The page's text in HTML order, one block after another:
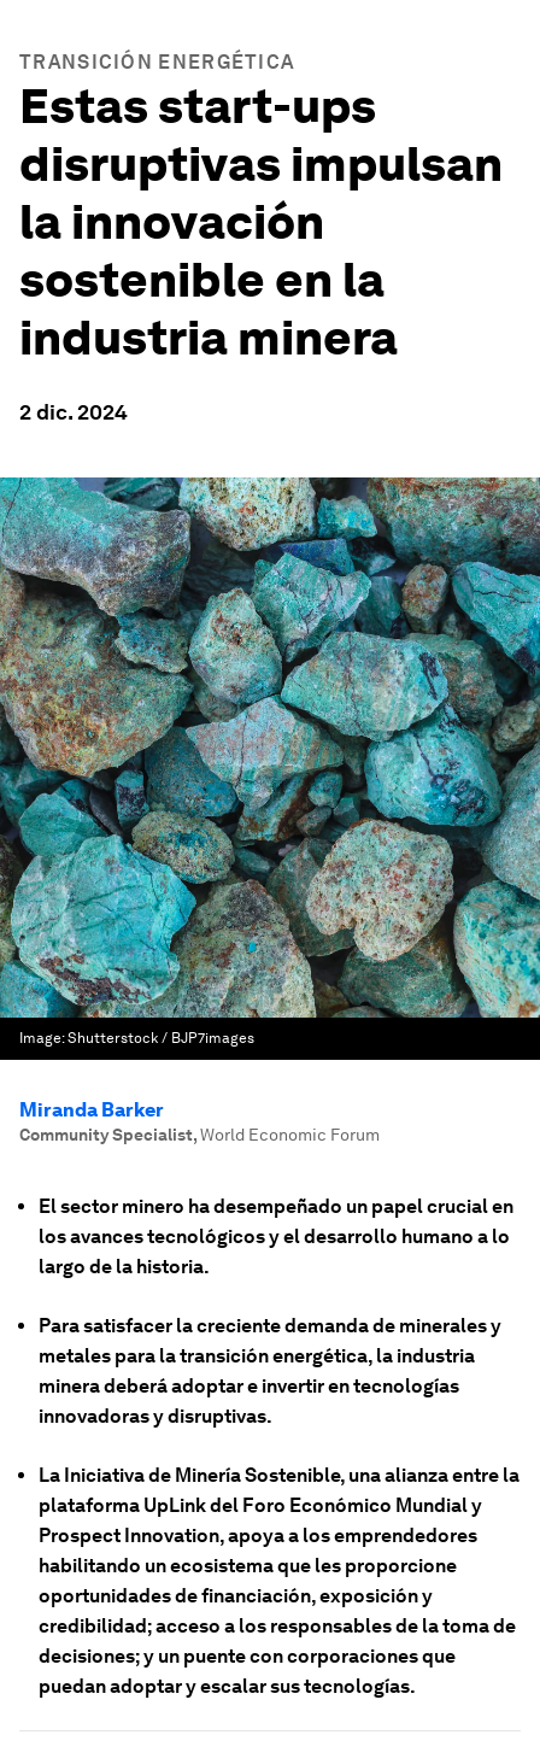
TRANSICIÓN ENERGÉTICA
Estas start-ups
disruptivas impulsan
la innovación
sostenible en la
industria minera
2 dic. 2024
Image:Shutterstock / BJP7images
Miranda Barker
Community Specialist,World Economic Forum
El sector minero ha desempeñado un papel crucialen
los avances tecnológicos y el desarrollo humano a lo
largo de la historia.
Para satisfacer la creciente demanda de minerales y
metales para la transición energética, la industria
minera deberá adoptar e invertir en tecnologías
innovadoras y disruptivas.
La Iniciativa de Minería Sostenible, una alianza entre la
plataforma UpLink del Foro Económico Mundial y
Prospect Innovation, apoya a los emprendedores
habilitando un ecosistema que les proporcione
oportunidades de financiación, exposición y
credibilidad; acceso a los responsables de la toma de
decisiones;y un puente con corporaciones que
puedan adoptar y escalar sus tecnologías.